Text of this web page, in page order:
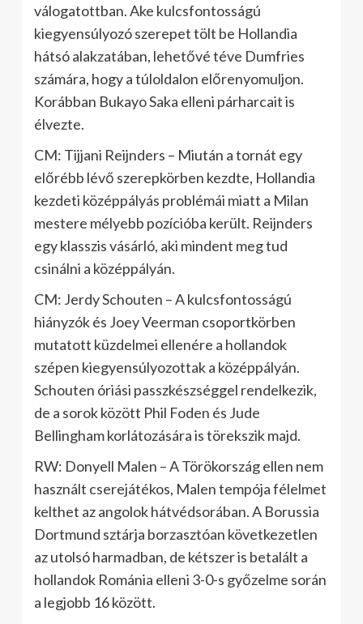
válogatottban. Ake kulcsfontosságú
kiegyensúlyozó szerepet tölt be Hollandia
hátsó alakzatában, lehetővé téve Dumfries
számára, hogy a túloldalon előrenyomuljon.
Korábban Bukayo Saka elleni párharcait is
élvezte.
CM: Tijjani Reijnders – Miután a tornát egy
előrébb lévő szerepkörben kezdte, Hollandia
kezdeti középpályás problémái miatt a Milan
mestere mélyebb pozícióba került. Reijnders
egy klasszis vásárló, aki mindent meg tud
csinálni a középpályán.
CM: Jerdy Schouten – A kulcsfontosságú
hiányzók és Joey Veerman csoportkörben
mutatott küzdelmei ellenére a hollandok
szépen kiegyensúlyozottak a középpályán.
Schouten óriási passzkészséggel rendelkezik,
de a sorok között Phil Foden és Jude
Bellingham korlátozására is törekszik majd.
RW: Donyell Malen – A Törökország ellen nem
használt cserejátékos, Malen tempója félelmet
kelthet az angolok hátvédsorában. A Borussia
Dortmund sztárja borzasztóan következetlen
az utolsó harmadban, de kétszer is betalált a
hollandok Románia elleni 3-0-s győzelme során
a legjobb 16 között.